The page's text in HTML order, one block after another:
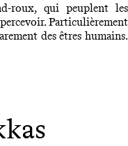
roux, qui peuplent les
Particulièrement
des êtres humains.